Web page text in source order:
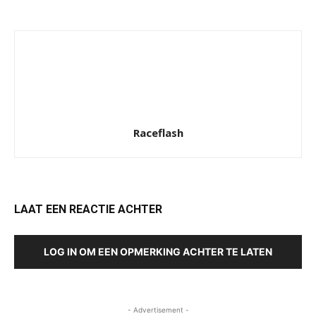
Raceflash
LAAT EEN REACTIE ACHTER
LOG IN OM EEN OPMERKING ACHTER TE LATEN
- Advertisement -